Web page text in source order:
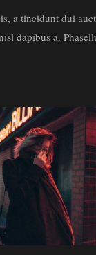
a tincidunt dui
dapibus a.